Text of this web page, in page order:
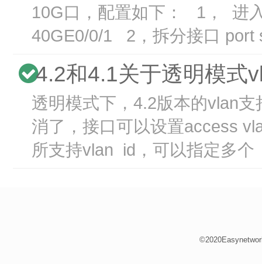
10G口，配置如下： 1， 进
40GE0/0/1 2，拆分接口 port
4.2和4.1关于透明模式
透明模式下，4.2版本的vlan
消了，接口可以设置access
所支持vlan id，可以指定多